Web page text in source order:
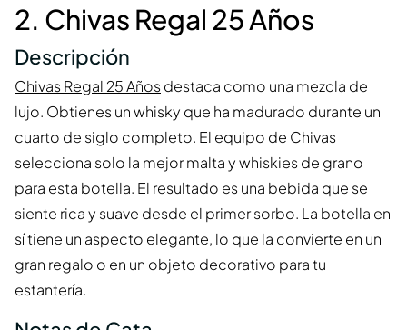
2. Chivas Regal 25 Años
Descripción
Chivas Regal 25 Añosdestaca como una mezcla de
lujo. Obtienes un whisky que ha madurado durante un
cuarto de siglo completo. El equipo de Chivas
selecciona solo la mejor malta y whiskies de grano
para esta botella. El resultado es una bebida que se
siente rica y suave desde el primer sorbo. La botella en
sí tiene un aspecto elegante, lo que la convierte en un
gran regalo o en un objeto decorativo para tu
estantería.